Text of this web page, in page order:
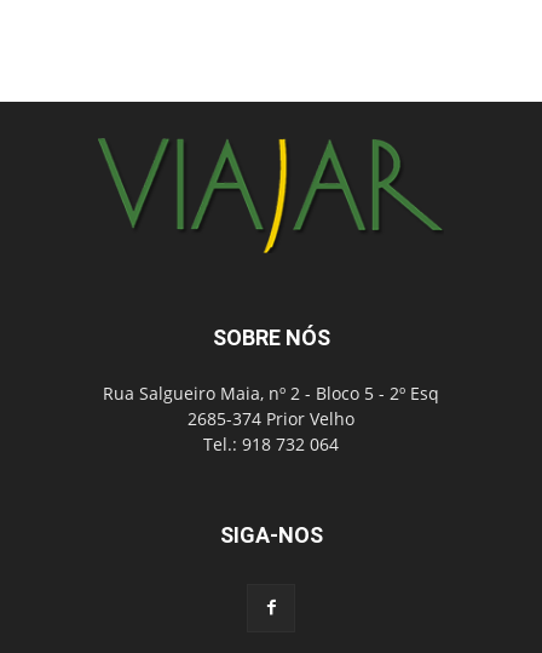
SOBRE NÓS
Rua Salgueiro Maia, nº 2 - Bloco 5 - 2º Esq
2685-374 Prior Velho
Tel.: 918 732 064
SIGA-NOS